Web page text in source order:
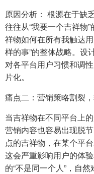
原因分析： 根源在于缺
往往从“我要一个吉祥物
祥物如何在所有我触达
样的事”的整体战略。设
对各平台用户习惯和调
片化。
痛点二：营销策略割裂，
当吉祥物在不同平台上
营销内容也容易出现脱
点的吉祥物，在某个平
这会严重影响用户的体
的“不是同一个人”，自